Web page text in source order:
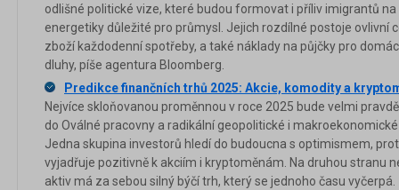
odlišné politické vize, které budou formovat i příliv imigrantů
energetiky důležité pro průmysl. Jejich rozdílné postoje ovlivní
zboží každodenní spotřeby, a také náklady na půjčky pro
dluhy, píše agentura Bloomberg.
Predikce finančních trhů 2025: Akcie, komodity a
Nejvíce skloňovanou proměnnou v roce 2025 bude velmi
do Oválné pracovny a radikální geopolitické i
Jedna skupina investorů hledí do budoucna s optimismem,
vyjadřuje pozitivně k akciím i kryptoměnám. Na druhou stranu
aktiv má za sebou silný býčí trh, který se jednoho času vyčerpá.